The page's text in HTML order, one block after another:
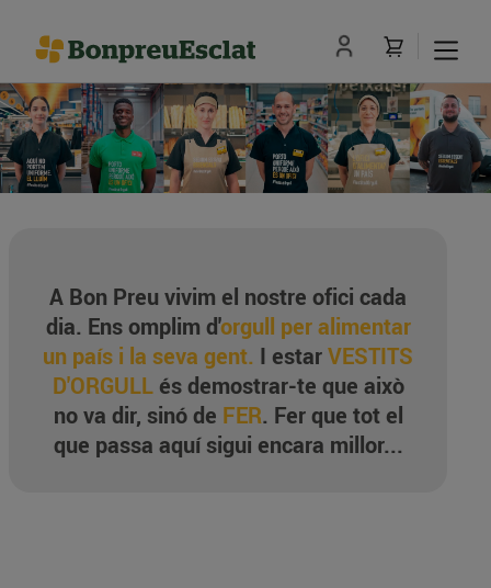
A Bon Preu vivim el nostre ofici cada
dia. Ens omplim d'orgull per alimentar
un país i la seva gent. I estarVESTITS
D'ORGULLés demostrar-te que això
no va dir, sinó de FER. Fer que tot el
que passa aquí sigui encara millor...